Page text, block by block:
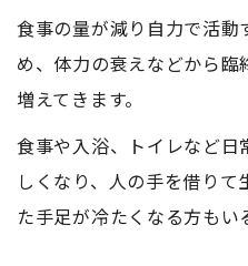
食事の量が減り自力で活
め、体力の衰えなどから
増えてきます。
食事や入浴、トイレなど
しくなり、人の手を借り
た手足が冷たくなる方もい